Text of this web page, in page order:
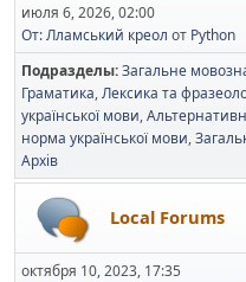
июля 6, 2026, 02:00
От: Лламський креол от Python
Подразделы Загальне
Граматика Лексика та
української мови
норма української мови
Архів
Local Forums
октября 10, 2023, 17:35